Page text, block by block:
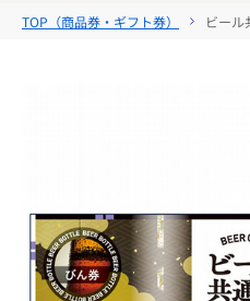
TOP（商品券・ギフト券） ビー